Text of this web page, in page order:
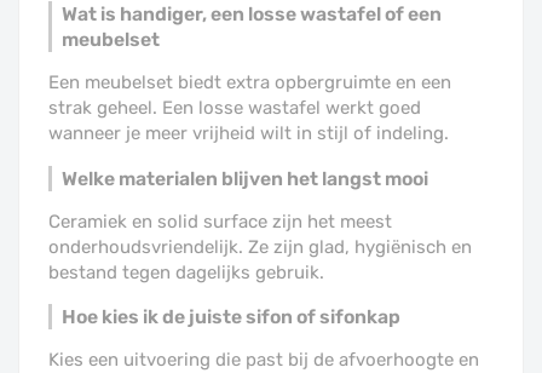
Wat is handiger, een losse wastafel of een
meubelset
Een meubelset biedt extra opbergruimte en een
strak geheel. Een losse wastafel werkt goed
wanneer je meer vrijheid wilt in stijl of indeling.
Welke materialen blijven het langst mooi
Ceramiek en solid surface zijn het meest
onderhoudsvriendelijk. Ze zijn glad, hygiënisch en
bestand tegen dagelijks gebruik.
Hoe kies ik de juiste sifon of sifonkap
Kies een uitvoering die past bij de afvoerhoogte en